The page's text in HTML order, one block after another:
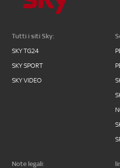
Tutti i siti Sky:
SKY TG24
SKY SPORT
SKY VIDEO
Note legali: